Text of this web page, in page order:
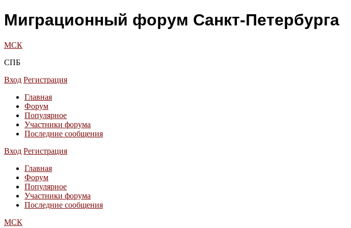
Миграционный форум Санкт-Петербурга
МСК
СПБ
Вход Регистрация
Главная
Форум
Популярное
Участники форума
Последние сообщения
Вход Регистрация
Главная
Форум
Популярное
Участники форума
Последние сообщения
МСК